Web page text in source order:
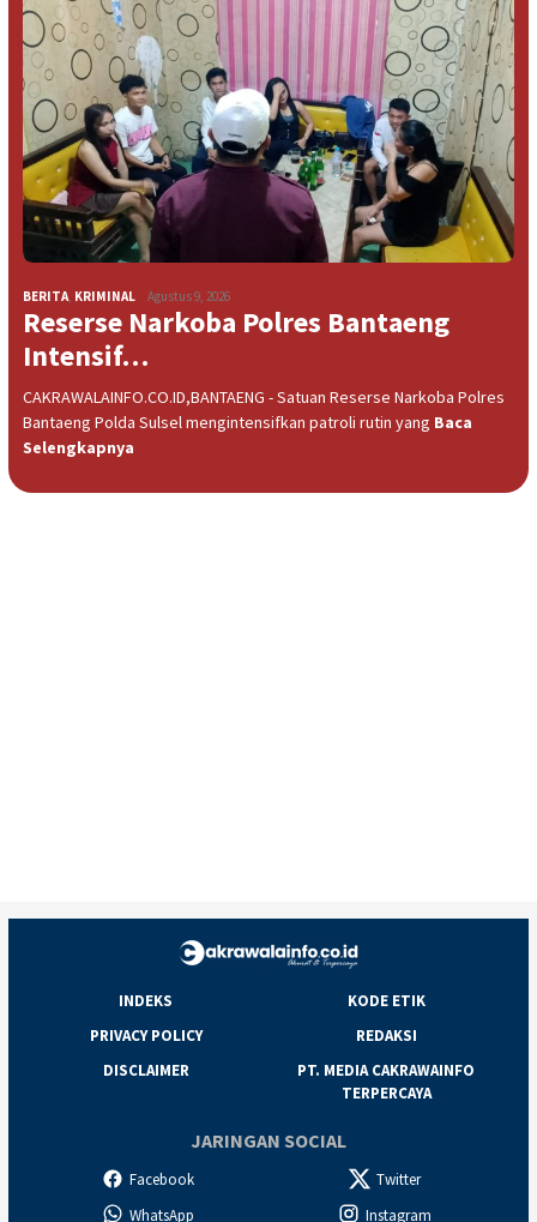
BERITA, KRIMINAL Agustus 9, 2026
Reserse Narkoba Polres Bantaeng
Intensif…
CAKRAWALAINFO.CO.ID,BANTAENG - Satuan Reserse Narkoba Polres
Bantaeng Polda Sulsel mengintensifkan patroli rutin yang Baca
Selengkapnya
INDEKS
KODE ETIK
PRIVACY POLICY
REDAKSI
DISCLAIMER
PT. MEDIA CAKRAWAINFO
TERPERCAYA
JARINGAN SOCIAL
Facebook
Twitter
WhatsApp
Instagram